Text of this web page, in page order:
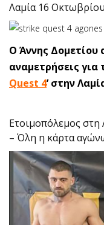
Λαμία 16 Οκτωβρίου
Ο Άννης Δομετίου
αναμετρήσεις για
Quest 4’ στην
Ετοιμοπόλεμος
– Όλη η κάρτα